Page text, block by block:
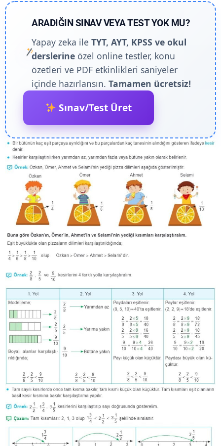
ARADIĞIN SINAV VEYA TEST YOK MU?
Yapay zeka ileTYT, AYT, KPSS ve okul
derslerine özel online testler, konu
özetleri ve PDF etkinlikleri saniyeler
içinde hazırlansın.Tamamen ücretsiz!
Sınav/Test Üret